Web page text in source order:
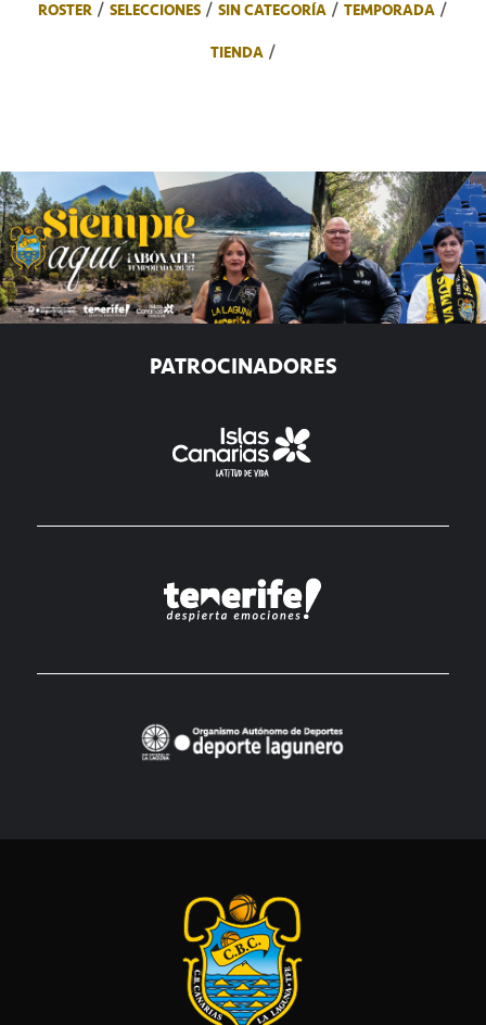
ROSTER SELECCIONES SIN CATEGORÍA
TEMPORADA
TIENDA
PATROCINADORES